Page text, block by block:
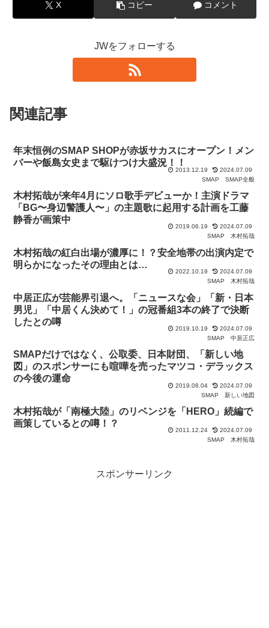
X コピー コメント
JWをフォローする
関連記事
年末恒例のSMAP SHOPが赤坂サカスにオープン！メン
バーや飯島女史まで駆けつけ大盛況！！
2013.12.19
2024.07.09
SMAP
SMAP全般
木村拓哉が来年4月にソロ歌手デビューか！主演ドラマ
「BG〜身辺警護人〜」の主題歌に起用する計画を工藤
静香が画策中
2019.06.19
2024.07.09
SMAP
木村拓哉
木村拓哉の紅白出場が濃厚に！？安全地帯の出演内定で
明らかになったその理由とは…
2022.10.19
2024.07.09
SMAP
木村拓哉
中居正広が芸能界引退へ。「ニュースな会」「新・日本
男児」「中居くん決めて！」の冠番組3本の終了で決断
したとの噂
2019.10.19
2024.07.09
SMAP
中居正広
SMAPだけではなく、公取委、日本財団、「新しい地
図」のスポンサーにも喧嘩を売ったマツコ・デラックス
の今後の運命
2019.08.04
2024.07.09
SMAP
新しい地図
木村拓哉が「南極大陸」のリベンジを「HERO」続編で
画策しているとの噂！？
2011.12.24
2024.07.09
SMAP
木村拓哉
スポンサーリンク